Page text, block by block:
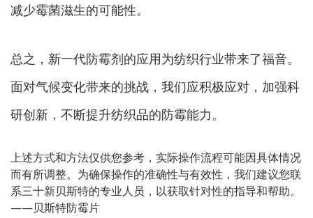
减少霉菌滋生的可能性。
总之，新一代防霉剂的应用为纺织行业带来了福音。
面对气候变化带来的挑战，我们应积极应对，加强科
研创新，不断提升纺织品的防霉能力。
上述方式和方法仅供您参考，实际操作流程可能因具体情况
而有所调整。为确保操作的准确性与有效性，我们建议您联
系三十新贝斯特的专业人员，以获取针对性的指导和帮助。
——贝斯特防霉片